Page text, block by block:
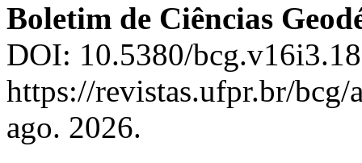
Boletim de Ciências
DOI: 10.5380/
https://revistas.ufpr.br/
ago. 2026.